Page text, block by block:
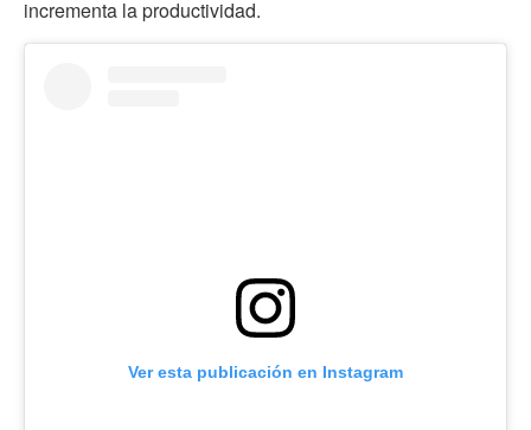
incrementa la productividad.
Ver esta publicación en Instagram